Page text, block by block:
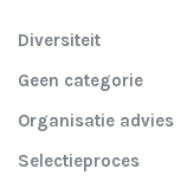
Diversiteit
Geen categorie
Organisatie advies
Selectieproces